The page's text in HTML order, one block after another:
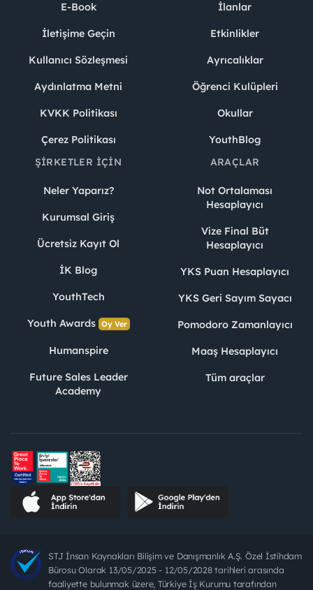
E-Book
İletişime Geçin
Kullanıcı Sözleşmesi
Aydınlatma Metni
KVKK Politikası
Çerez Politikası
İlanlar
Etkinlikler
Ayrıcalıklar
Öğrenci Kulüpleri
Okullar
YouthBlog
ŞIRKETLER İÇIN
Neler Yaparız?
Kurumsal Giriş
Ücretsiz Kayıt Ol
İK Blog
YouthTech
Youth Awards Oy Ver
Humanspire
Future Sales Leader
Academy
ARAÇLAR
Not Ortalaması
Hesaplayıcı
Vize Final Büt
Hesaplayıcı
YKS Puan Hesaplayıcı
YKS Geri Sayım Sayacı
Pomodoro Zamanlayıcı
Maaş Hesaplayıcı
Tüm araçlar
STJ İnsan Kaynakları Bilişim ve Danışmanlık A.Ş. Özel İstihdam
Bürosu Olarak 13/05/2025 - 12/05/2028 tarihleri arasında
faaliyette bulunmak üzere, Türkiye İş Kurumu tarafından